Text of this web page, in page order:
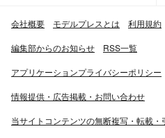
会社概要 モデルプレスとは 利用規約
編集部からのお知らせ RSS一覧
アプリケーションプライバシーポリシー
情報提供・広告掲載・お問い合わせ
当サイトコンテンツの無断複写・転載・